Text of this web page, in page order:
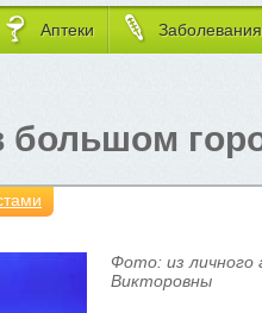
Аптеки Заболевания
большом
Фото: из личного
Викторовны